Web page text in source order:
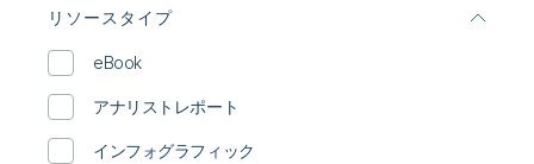
コミュニティ
カスタマーサポート
カスタマーポータル
製品関連
採用情報
事業所 / 連絡先
Qlik
Talend
の達成をサポートします。
コミュニティ
リソースタイプ
eBook
アナリストレポート
インフォグラフィック